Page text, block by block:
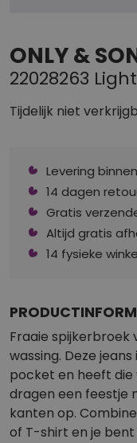
ONLY &
22028263
Tijdelijk niet
Levering
14 dagen
Gratis
Altijd gratis
14 fysieke
Fraaie spijkerbroek
wassing. Deze
pocket en heeft
dragen een feestje
kanten op.
of T-shirt en je